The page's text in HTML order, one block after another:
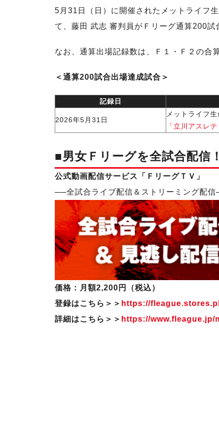
5月31日（日）に開催されたメットライフ
て、藤田 武志 審判員がＦリーグ通算200
なお、通算出場記録数は、Ｆ１・Ｆ２の合
＜通算200試合出場達成試合＞
記録日
2026年5月31日
メットライフ
「立川アスレ
■男女Ｆリーグを全試合配信
公式動画配信サービス「ＦリーグＴＶ」
──全試合ライブ配信＆ストリーミング配信
価格：月額2,200円（税込）
登録はこちら＞＞ https://
詳細はこちら＞＞ https://www.fleague.jp/